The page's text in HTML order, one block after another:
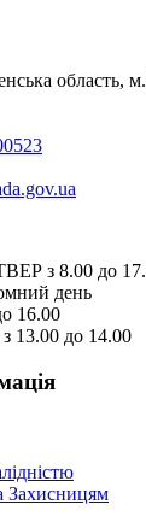
область,
з 8.00 до
день
16.00
до 14.00
Захисницям